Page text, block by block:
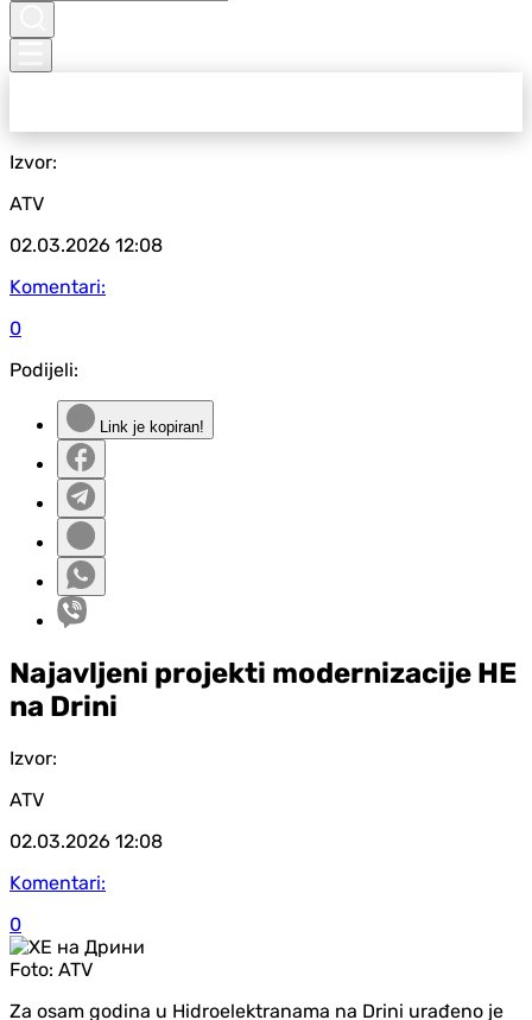
Izvor:
ATV
02.03.2026 12:08
Komentari:
0
Podijeli:
Link je kopiran!
Najavljeni projekti modernizacije HE
na Drini
Izvor:
ATV
02.03.2026 12:08
Komentari:
0
Foto: ATV
Za osam godina u Hidroelektranama na Drini urađeno je